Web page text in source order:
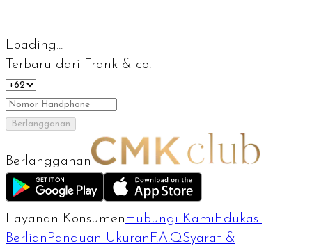
Loading...
Terbaru dari Frank & co.
Berlangganan
Berlangganan
Layanan Konsumen Hubungi Kami Edukasi
Berlian Panduan Ukuran F.A.QSyarat &